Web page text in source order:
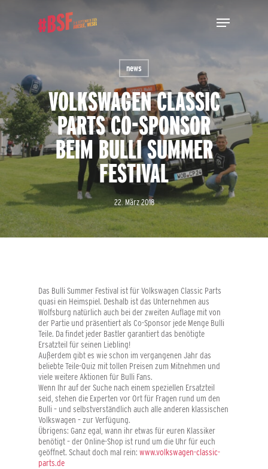
Menu
news
VOLKSWAGEN CLASSIC
PARTS CO-SPONSOR
BEIM BULLI SUMMER
FESTIVAL
22. März 2018
Das Bulli Summer Festival ist für Volkswagen Classic Parts
quasi ein Heimspiel. Deshalb ist das Unternehmen aus
Wolfsburg natürlich auch bei der zweiten Auflage mit von
der Partie und präsentiertals Co-Sponsor jede Menge Bulli
Teile. Da findet jeder Bastler garantiert das benötigte
Ersatzteil für seinen Liebling!
Außerdem gibt es wie schon im vergangenen Jahr das
beliebte Teile-Quiz mit tollen Preisen zum Mitnehmen und
viele weitere Aktionen für Bulli Fans.
Wenn Ihr auf der Suche nach einem speziellen Ersatzteil
seid, stehen die Experten vor Ort für Fragen rund um den
Bulli – und selbstverständlich auch alle anderen klassischen
Volkswagen –zur Verfügung.
Übrigens: Ganz egal, wann ihr etwas für euren Klassiker
benötigt – der Online-Shop ist rund um die Uhr für euch
geöffnet. Schaut doch mal rein: www.volkswagen-classic-
parts.de